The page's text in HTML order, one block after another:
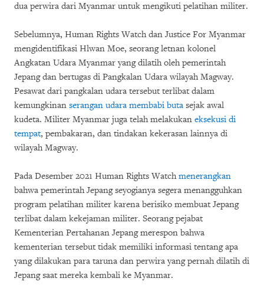
dua perwira dari Myanmar untuk mengikuti pelatihan militer.
Sebelumnya, Human Rights Watch dan Justice For Myanmar
mengidentifikasi Hlwan Moe, seorang letnan kolonel
Angkatan Udara Myanmar yang dilatih oleh pemerintah
Jepang dan bertugas di Pangkalan Udara wilayah Magway.
Pesawat dari pangkalan udara tersebut terlibat dalam
kemungkinan serangan udara membabi buta sejak awal
kudeta. Militer Myanmar juga telah melakukan eksekusi di
tempat, pembakaran, dan tindakan kekerasan lainnya di
wilayah Magway.
Pada Desember 2021 Human Rights Watchmenerangkan
bahwa pemerintah Jepang seyogianya segera menangguhkan
program pelatihan militer karena berisiko membuat Jepang
terlibat dalam kekejaman militer. Seorang pejabat
Kementerian Pertahanan Jepang merespon bahwa
kementerian tersebut tidak memiliki informasi tentang apa
yang dilakukan para taruna dan perwira yang pernah dilatih di
Jepang saat mereka kembali ke Myanmar.